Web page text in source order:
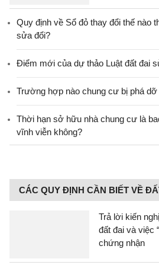
Quy định về Sổ đỏ thay đổi thế nào
sửa đổi?
Điểm mới của dự thảo Luật đất đai
Trường hợp nào chung cư bị phá
Thời hạn sở hữu nhà chung cư là
vĩnh viễn không?
CÁC QUY ĐỊNH CẦN BIẾT VỀ
Trả lời kiến
đất đai và việc
chứng nhận